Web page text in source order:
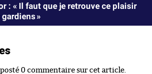
: « Il faut que je retrouve ce plaisir
»
0 commentaire sur cet article.